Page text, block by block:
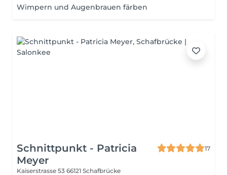
Wimpern und Augenbrauen färben
Schnittpunkt - Patricia
Meyer
17
Kaiserstrasse 53 66121 Schafbrücke